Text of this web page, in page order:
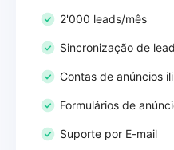
2'000 leads/mês
Sincronização de
Contas de anúncios
Formulários de
Suporte por E-mail